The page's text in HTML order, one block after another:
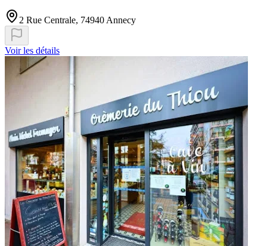
2 Rue Centrale, 74940 Annecy
Voir les détails